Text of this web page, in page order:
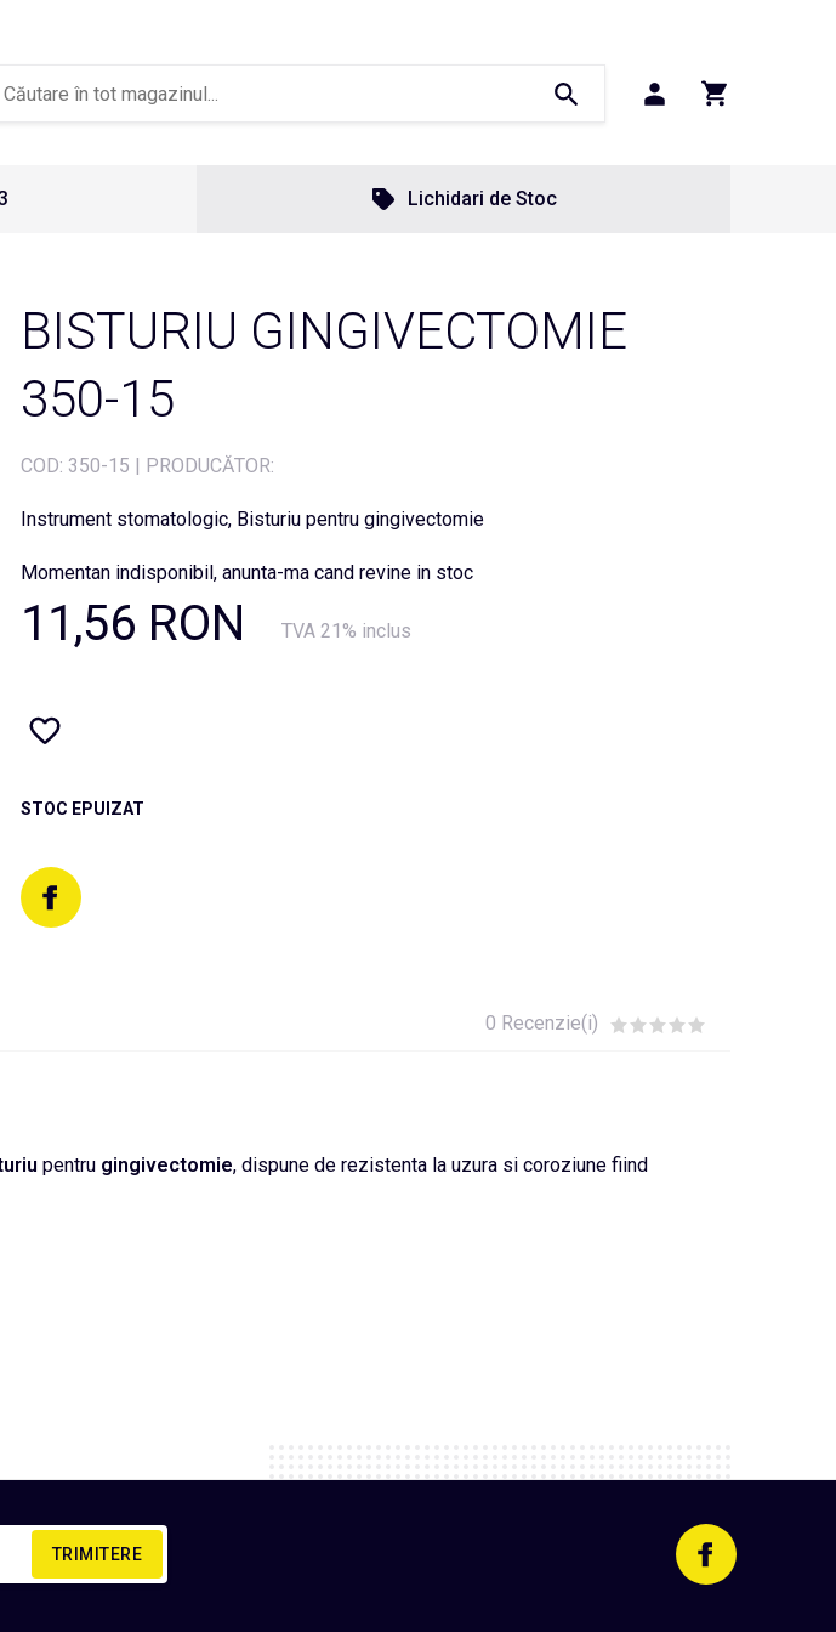
Lichidari de Stoc
BISTURIU GINGIVECTOMIE
350-15
COD: 350-15 | PRODUCĂTOR:
Instrument stomatologic, Bisturiu pentru gingivectomie
Momentan indisponibil, anunta-ma cand revine in stoc
11,56 RON TVA 21% inclus
STOC EPUIZAT
0 Recenzie(i)
pentru gingivectomie, dispune de rezistenta la uzura si coroziune fiind
TRIMITERE